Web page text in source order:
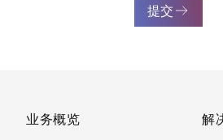
提交
业务概览
解